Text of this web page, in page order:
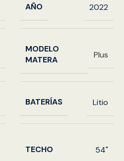
AÑO 2022
MODELO
MATERA
Plus
BATERÍAS Litio
TECHO 54"